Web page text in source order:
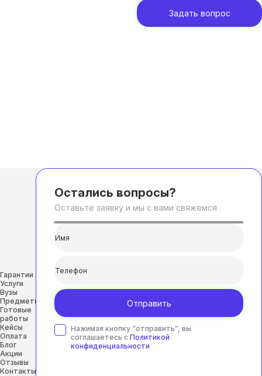
Задать вопрос
Гарантии
Услуги
Вузы
Предметы
Готовые
работы
Кейсы
Оплата
Блог
Акции
Отзывы
Контакты
Остались вопросы?
Оставьте заявку и мы с вами свяжемся
Отправить
Нажимая кнопку “отправить”, вы
соглашаетесь с Политикой
конфиденциальности